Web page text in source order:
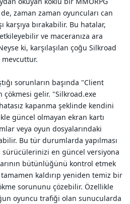
zaman zaman oyuncuları can
karşıya bırakabilir. Bu hatalar,
ve maceranıza ara
ki, karşılaşılan çoğu Silkroad
sorunların başında "Client
gelir. "Silkroad.exe
kapanma şeklinde kendini
güncel olmayan ekran kartı
veya oyun dosyalarındaki
Bu tür durumlarda yapılması
sürücülerinizi en güncel versiyona
bütünlüğünü kontrol etmek
kaldırıp yeniden temiz bir
sorununu çözebilir. Özellikle
oyuncu trafiği olan sunucularda